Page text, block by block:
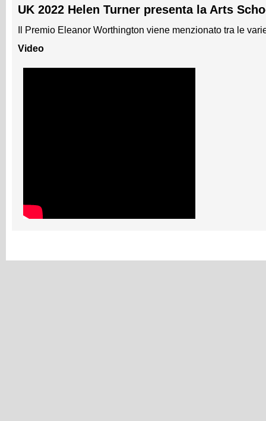
UK 2022 Helen Turner presenta la Arts
Il Premio Eleanor Worthington viene menzionato tra le
Video